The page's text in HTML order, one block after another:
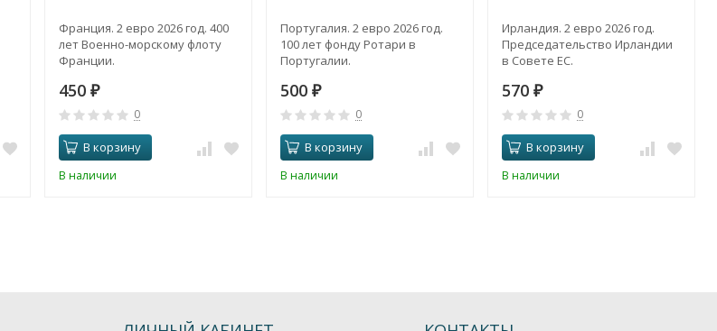
Франция. 2 евро 2026 год. 400
лет Военно-морскому флоту
Франции.
450 ₽
0
В корзину
В наличии
Португалия. 2 евро 2026 год.
100 лет фонду Ротари в
Португалии.
500 ₽
0
В корзину
В наличии
Ирландия. 2 евро 2026 год.
Председательство Ирландии
в Совете ЕС.
570 ₽
0
В корзину
В наличии